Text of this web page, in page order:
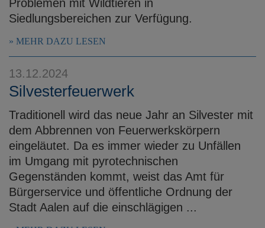
Problemen mit Wildtieren in
Siedlungsbereichen zur Verfügung.
MEHR DAZU LESEN
13.12.2024
Silvesterfeuerwerk
Traditionell wird das neue Jahr an Silvester mit
dem Abbrennen von Feuerwerkskörpern
eingeläutet. Da es immer wieder zu Unfällen
im Umgang mit pyrotechnischen
Gegenständen kommt, weist das Amt für
Bürgerservice und öffentliche Ordnung der
Stadt Aalen auf die einschlägigen ...